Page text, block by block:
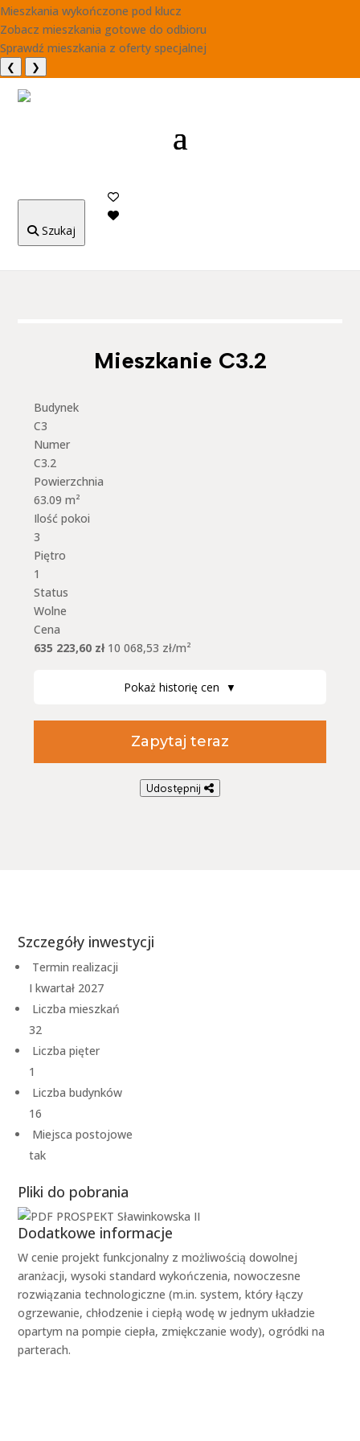
Mieszkania wykończone pod klucz
Zobacz mieszkania gotowe do odbioru
Sprawdź mieszkania z oferty specjalnej
❮ ❯
Szukaj
Mieszkanie C3.2
Budynek
C3
Numer
C3.2
Powierzchnia
63.09 m²
Ilość pokoi
3
Piętro
1
Status
Wolne
Cena
635 223,60 zł 10 068,53 zł/m²
Pokaż historię cen ▼
Zapytaj teraz
Udostępnij
Szczegóły inwestycji
Termin realizacji
I kwartał 2027
Liczba mieszkań
32
Liczba pięter
1
Liczba budynków
16
Miejsca postojowe
tak
Pliki do pobrania
PROSPEKT Sławinkowska II
Dodatkowe informacje
W cenie projekt funkcjonalny z możliwością dowolnej
aranżacji, wysoki standard wykończenia, nowoczesne
rozwiązania technologiczne (m.in. system, który łączy
ogrzewanie, chłodzenie i ciepłą wodę w jednym układzie
opartym na pompie ciepła, zmiękczanie wody), ogródki na
parterach.